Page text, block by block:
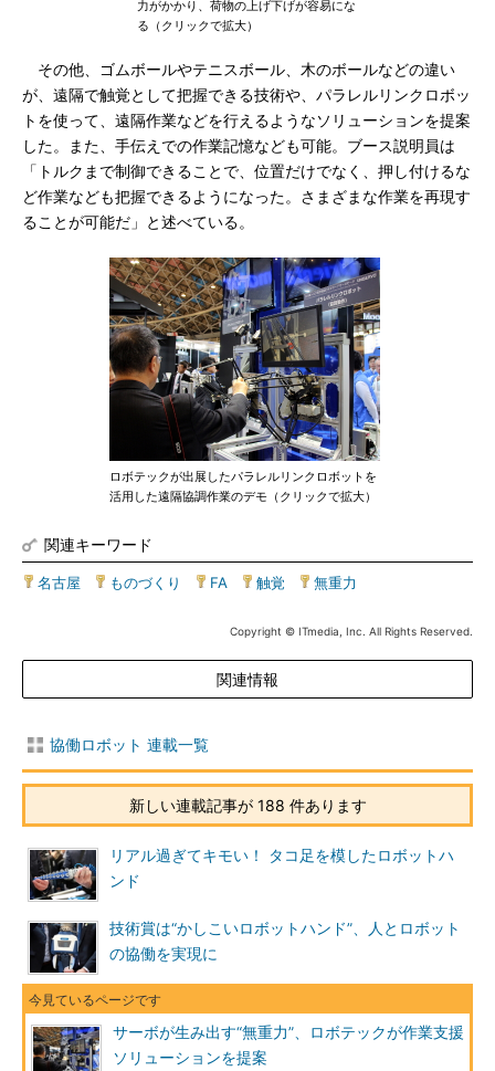
力がかかり、荷物の上げ下げが容易にな
る（クリックで拡大）
その他、ゴムボールやテニスボール、木のボールなどの違い
が、遠隔で触覚として把握できる技術や、パラレルリンクロボッ
トを使って、遠隔作業などを行えるようなソリューションを提案
した。また、手伝えでの作業記憶なども可能。ブース説明員は
「トルクまで制御できることで、位置だけでなく、押し付けるな
ど作業なども把握できるようになった。さまざまな作業を再現す
ることが可能だ」と述べている。
ロボテックが出展したパラレルリンクロボットを
活用した遠隔協調作業のデモ（クリックで拡大）
関連キーワード
名古屋 ものづくり FA 触覚 無重力
Copyright © ITmedia, Inc. All Rights Reserved.
関連情報
協働ロボット 連載一覧
新しい連載記事が 188 件あります
リアル過ぎてキモい！ タコ足を模したロボットハ
ンド
技術賞は“かしこいロボットハンド”、人とロボット
の協働を実現に
サーボが生み出す“無重力”、ロボテックが作業支援
ソリューションを提案